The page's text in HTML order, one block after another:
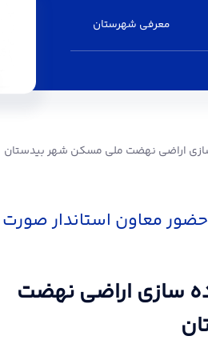
معرفی شهرستان
سازی اراضی نهضت ملی مسکن شهر بیدستان
معاون استاندار صورت
سازی اراضی نهضت